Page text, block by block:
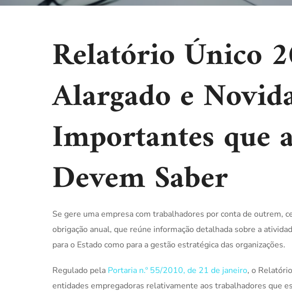
Relatório Único
Alargado e
Importantes que
Devem Saber
Se gere uma empresa com trabalhadores por conta de outrem,
obrigação anual, que reúne informação detalhada sobre a
para o Estado como para a gestão estratégica das organizações.
Regulado pela Portaria n.º 55/2010, de 21 de janeiro, o
entidades empregadoras relativamente aos trabalhadores que